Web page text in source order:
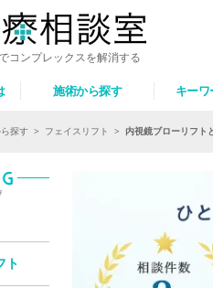
コンプレックスを解消する
施術から探す キー
探す > フェイスリフト > 内視鏡ブローリフト
ト